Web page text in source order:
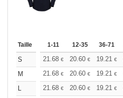
Taille 1-11 12-35 36-71
S 21.68 € 20.60 € 19.21 €
M
21.68 € 20.60 € 19.21 €
L
21.68 € 20.60 € 19.21 €